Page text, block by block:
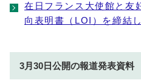
在日フランス大使館と友
向表明書（LOI）を締結
3月30日公開の報道発表資料